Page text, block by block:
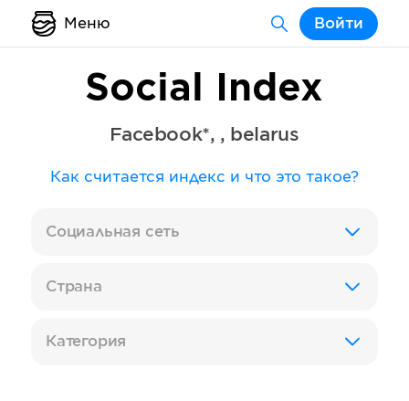
Меню Войти
Social Index
Facebook*, , belarus
Как считается индекс и что это такое?
Социальная сеть
Страна
Категория